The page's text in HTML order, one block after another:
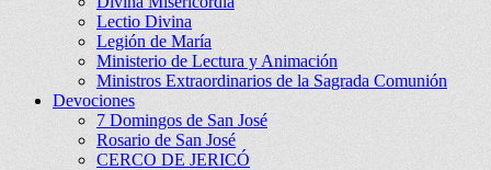
Lectio Divina
Legión de María
Ministerio de Lectura y Animación
Ministros Extraordinarios de la Sagrada Comunión
Devociones
7 Domingos de San José
Rosario de San José
CERCO DE JERICÓ